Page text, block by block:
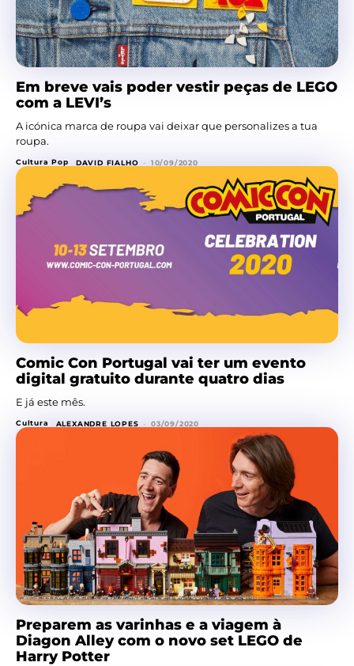
Em breve vais poder vestir peças de LEGO
com a LEVI’s
A icónica marca de roupa vai deixar que personalizes a tua
roupa.
Cultura Pop DAVID FIALHO - 10/09/2020
Comic Con Portugal vai ter um evento
digital gratuito durante quatro dias
E já este mês.
Cultura ALEXANDRE LOPES - 03/09/2020
Preparem as varinhas e a viagem à
Diagon Alley com o novo set LEGO de
Harry Potter